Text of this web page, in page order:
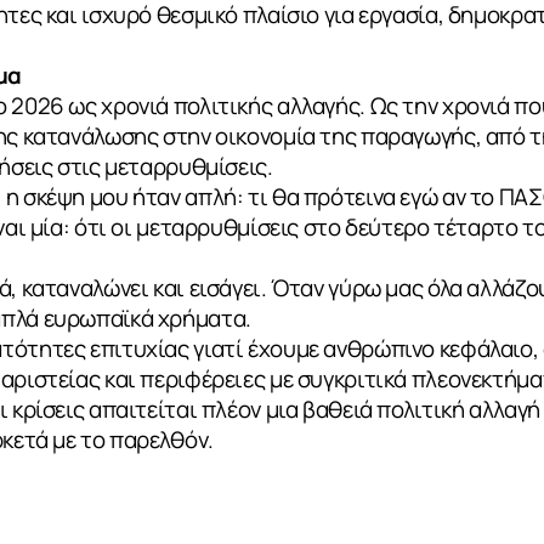
και ισχυρό θεσμικό πλαίσιο για εργασία,
ως χρονιά πολιτικής αλλαγής. Ως την χρονιά
κατανάλωσης στην οικονομία της παραγωγής, από
στις μεταρρυθμίσεις.
σκέψη μου ήταν απλή: τι θα πρότεινα εγώ αν το
μία: ότι οι μεταρρυθμίσεις στο δεύτερο τέταρτο
καταναλώνει και εισάγει. Όταν γύρω μας όλα
ευρωπαϊκά χρήματα.
επιτυχίας γιατί έχουμε ανθρώπινο
και περιφέρειες με συγκριτικά
απαιτείται πλέον μια βαθειά πολιτική
με το παρελθόν.